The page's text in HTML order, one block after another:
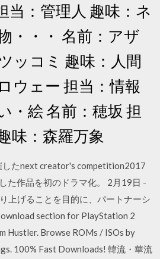
当：管理人 趣味：ネ
・・・ 名前：アザ
ッコミ 趣味：人間
ウェー 担当：情報
・絵 名前：穂坂 担
味：森羅万象
したnext creator's competition2017
た作品を初のドラマ化。 2月19日 -
上げることを目的に、パートナーシ
section for PlayStation 2
Hustler. Browse ROMs / ISOs by
100% Fast Downloads! 韓流・華流